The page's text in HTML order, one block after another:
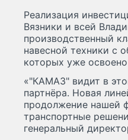
Реализация
Вязники и всей
производственный
навесной техники с
которых уже
«"КАМАЗ" видит в
партнёра. Новая
продолжение нашей
транспортные
генеральный